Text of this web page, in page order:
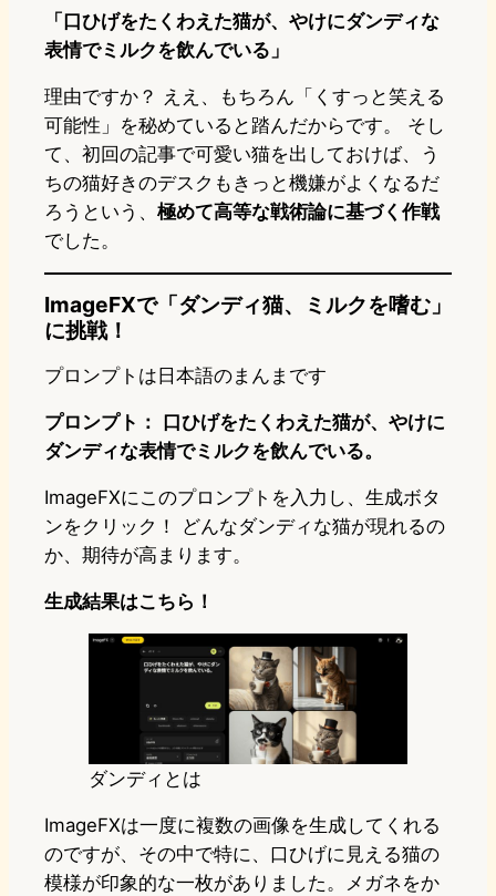
「口ひげをたくわえた猫が、やけにダンディな
表情でミルクを飲んでいる」
理由ですか？ ええ、もちろん「くすっと笑える
可能性」を秘めていると踏んだからです。 そし
て、初回の記事で可愛い猫を出しておけば、う
ちの猫好きのデスクもきっと機嫌がよくなるだ
ろうという、 極めて高等な戦術論に基づく作戦
でした。
ImageFXで「ダンディ猫、ミルクを嗜む」
に挑戦！
プロンプトは日本語のまんまです
プロンプト：
口ひげをたくわえた猫が、やけに
ダンディな表情でミルクを飲んでいる。
ImageFXにこのプロンプトを入力し、生成ボタ
ンをクリック！ どんなダンディな猫が現れるの
か、期待が高まります。
生成結果はこちら！
ダンディとは
ImageFXは一度に複数の画像を生成してくれる
のですが、その中で特に、口ひげに見える猫の
模様が印象的な一枚がありました。メガネをか